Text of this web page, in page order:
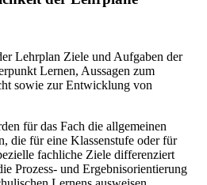
Lehrplan Ziele und Aufgaben der
Lernen, Aussagen zum
sowie zur Entwicklung von
für das Fach die allgemeinen
die für eine Klassenstufe oder für
fachliche Ziele differenziert
Prozess- und Ergebnisorientierung